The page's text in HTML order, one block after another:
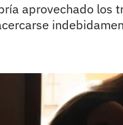
aprovechado los